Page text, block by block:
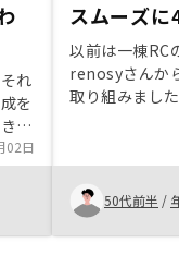
れ
を
て
も
に
う
説
02日
スムーズ
以前は一棟RC
renosyさんか
取り組みまし
をだと思いま
ズナブルにし
く、投資のハ
50代前半 /